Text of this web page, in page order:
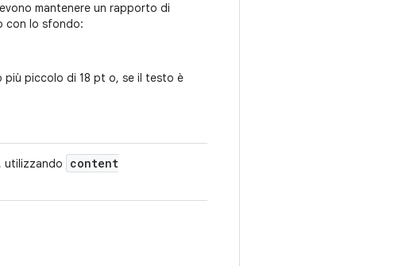
mantenere un rapporto di
con lo sfondo:
piccolo di 18 pt o, se il testo è
, utilizzando
content